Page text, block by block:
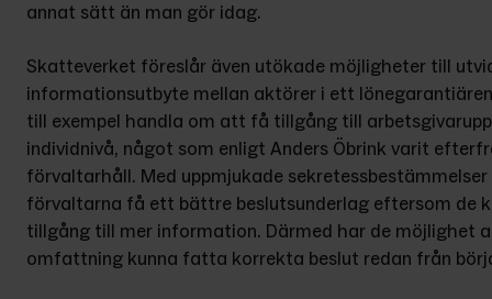
annat sätt än man gör idag.
Skatteverket föreslår även utökade möjligheter till
informationsutbyte mellan aktörer i ett
till exempel handla om att få tillgång till
individnivå, något som enligt Anders Öbrink varit
förvaltarhåll. Med uppmjukade sekretessbestämmelser
förvaltarna få ett bättre beslutsunderlag eftersom de
tillgång till mer information. Därmed har de möjlighet
omfattning kunna fatta korrekta beslut redan från